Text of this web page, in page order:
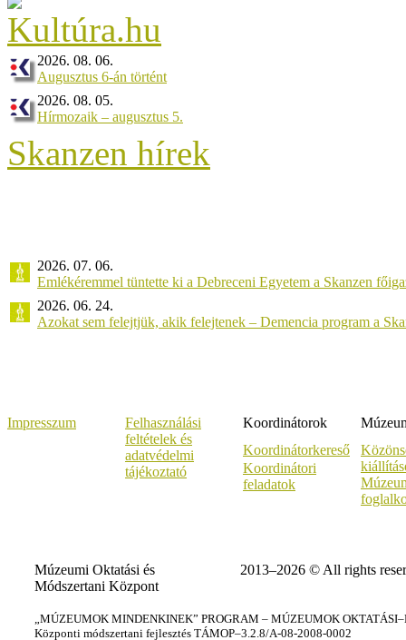
2026. 08. 06.
Augusztus 6-án történt
2026. 08. 05.
Hírmozaik – augusztus 5.
Skanzen hírek
2026. 07. 06.
Emlékéremmel tüntette ki a Debreceni Egyetem a Skanzen
2026. 06. 24.
Azokat sem felejtjük, akik felejtenek – Demencia program a
Impresszum
Felhasználási
feltételek és
adatvédelmi
tájékoztató
Koordinátorok
Koordinátorkereső
Koordinátori
feladatok
Múzeumi Oktatási és
Módszertani Központ
2013–2026 © All rights
„MÚZEUMOK MINDENKINEK” PROGRAM – MÚZEUMOK
Központi módszertani fejlesztés TÁMOP–3.2.8/A-08-2008-0002